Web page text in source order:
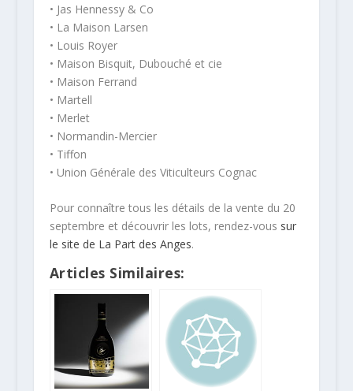
• Jas Hennessy & Co
• La Maison Larsen
• Louis Royer
• Maison Bisquit, Dubouché et cie
• Maison Ferrand
• Martell
• Merlet
• Normandin-Mercier
• Tiffon
• Union Générale des Viticulteurs Cognac
Pour connaître tous les détails de la vente du 20
septembre et découvrir les lots, rendez-vous sur
le site de La Part des Anges.
Articles Similaires: